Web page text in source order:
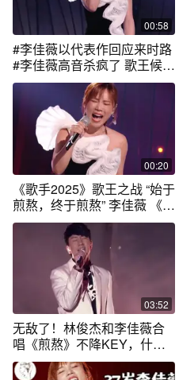
00:58
#李佳薇以代表作回应来时路
#李佳薇高音杀疯了 歌王候选
人#李佳薇 《天堂·煎熬》将
《像天堂的悬崖》《煎熬》
完美融合，精准拿捏歌曲中
的矛盾张力，让每个音符都
浸透着极致的情感浓度。从
细腻气声的隐忍，到炸裂高
音的爆发，层层递进唱出对
救赎的渴望与现实的挣扎。#
歌手2025
00:20
《歌手2025》歌王之战 “始于
煎熬，终于煎熬” 李佳薇 《天
堂·煎熬》涅槃归来 “岁月都无
法剥夺的实力”#神级现场 #李
佳薇 #李佳薇煎熬 #歌手
2025 #歌手2025总决赛
03:52
无敌了！林俊杰和李佳薇合
唱《煎熬》不降KEY，什么
水平？